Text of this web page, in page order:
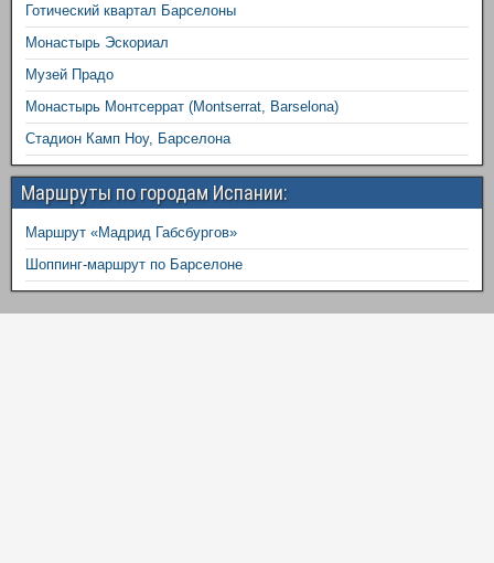
Готический квартал Барселоны
Монастырь Эскориал
Музей Прадо
Монастырь Монтсеррат (Montserrat, Barselona)
Стадион Камп Ноу, Барселона
Маршруты по городам Испании:
Маршрут «Мадрид Габсбургов»
Шоппинг-маршрут по Барселоне